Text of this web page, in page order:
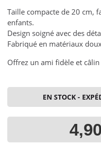
Taille compacte de 20 cm,
enfants.
Design soigné avec des
Fabriqué en matériaux
Offrez un ami fidèle et
EN STOCK -